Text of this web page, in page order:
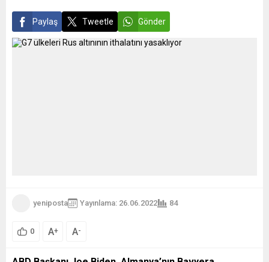
Paylaş Tweetle Gönder
yeniposta Yayınlama: 26.06.2022 84
0 A+ A-